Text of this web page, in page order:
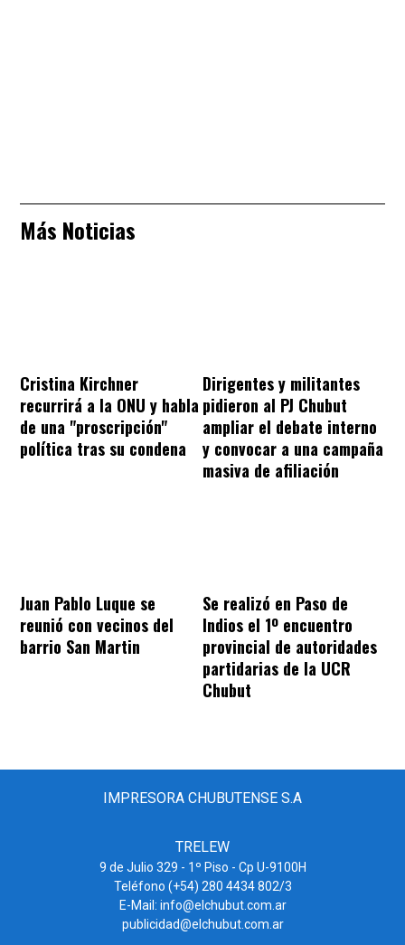
Más Noticias
Cristina Kirchner
recurrirá a la ONU y habla
de una "proscripción"
política tras su condena
Dirigentes y militantes
pidieron al PJ Chubut
ampliar el debate interno
y convocar a una campaña
masiva de afiliación
Juan Pablo Luque se
reunió con vecinos del
barrio San Martin
Se realizó en Paso de
Indios el 1º encuentro
provincial de autoridades
partidarias de la UCR
Chubut
IMPRESORA CHUBUTENSE S.A
TRELEW
9 de Julio 329 - 1º Piso - Cp U-9100H
Teléfono (+54) 280 4434 802/3
E-Mail: info@elchubut.com.ar
publicidad@elchubut.com.ar